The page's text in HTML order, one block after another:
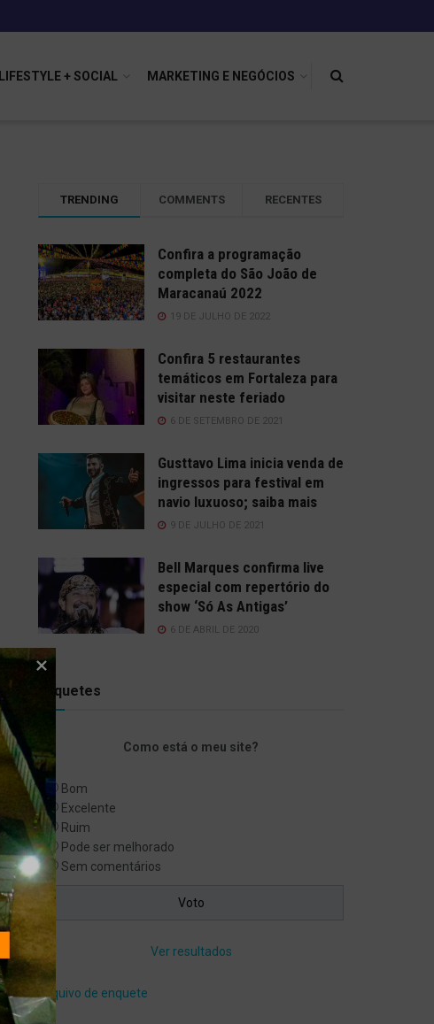
LIFESTYLE + SOCIAL MARKETING E NEGÓCIOS
TRENDING COMMENTS RECENTES
Confira a programação
completa do São João de
Maracanaú 2022
19 DE JULHO DE 2022
Confira 5 restaurantes
temáticos em Fortaleza para
visitar neste feriado
6 DE SETEMBRO DE 2021
Gusttavo Lima inicia venda de
ingressos para festival em
navio luxuoso; saiba mais
9 DE JULHO DE 2021
Bell Marques confirma live
especial com repertório do
show ‘Só As Antigas’
6 DE ABRIL DE 2020
Enquetes
Como está o meu site?
Bom
Excelente
Ruim
Pode ser melhorado
Sem comentários
Ver resultados
Arquivo de enquete